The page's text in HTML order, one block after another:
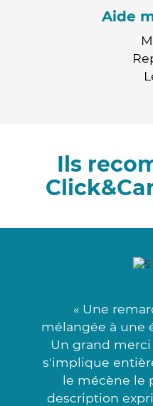
Aide
Ils
« Une
mélangée à une
Un grand
s'implique
le mécène le
description